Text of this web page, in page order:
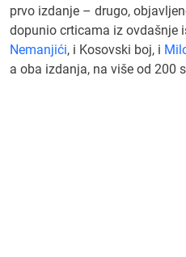
prvo izdanje – drugo,
dopunio crticama iz ovdašnje
Nemanjići, i Kosovski boj, i
a oba izdanja, na više od 200